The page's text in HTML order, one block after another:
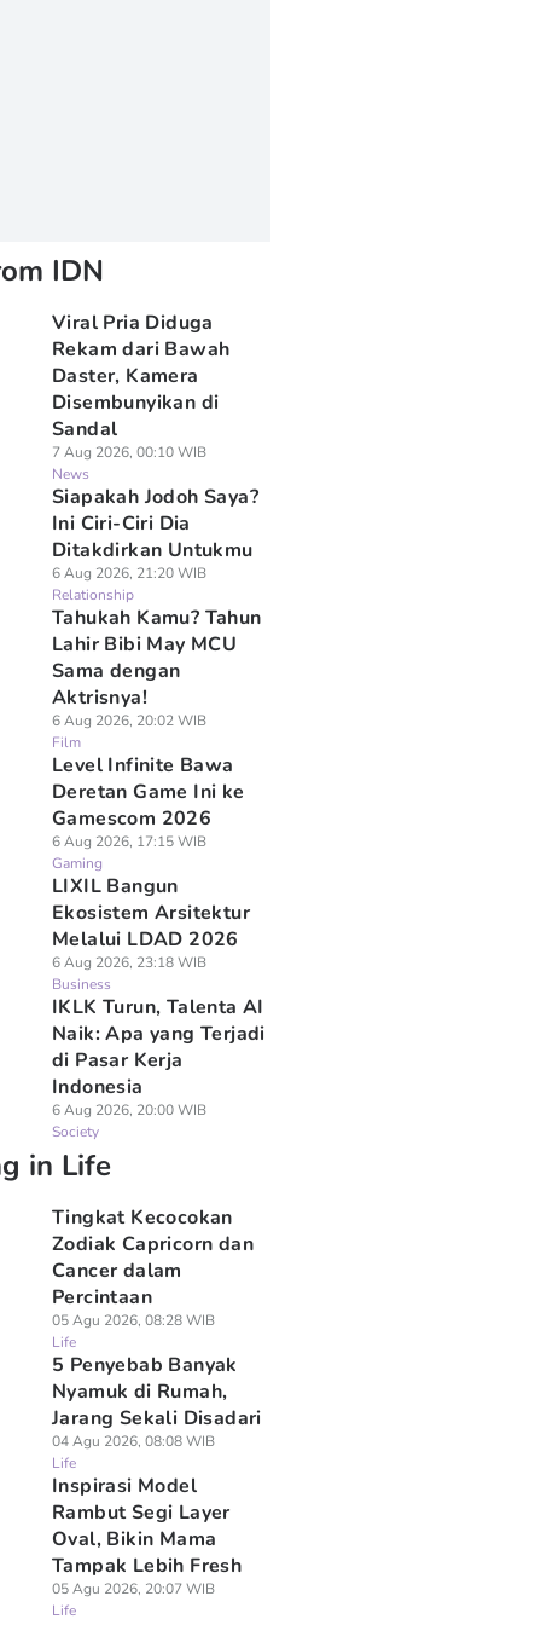
IDN
Viral Pria Diduga
Rekam dari Bawah
Daster, Kamera
Disembunyikan di
Sandal
7 Aug 2026, 00:10 WIB
News
Siapakah Jodoh Saya?
Ini Ciri-Ciri Dia
Ditakdirkan Untukmu
6 Aug 2026, 21:20 WIB
Relationship
Tahukah Kamu? Tahun
Lahir Bibi May MCU
Sama dengan
Aktrisnya!
6 Aug 2026, 20:02 WIB
Film
Level Infinite Bawa
Deretan Game Ini ke
Gamescom 2026
6 Aug 2026, 17:15 WIB
Gaming
LIXIL Bangun
Ekosistem Arsitektur
Melalui LDAD 2026
6 Aug 2026, 23:18 WIB
Business
IKLK Turun, Talenta AI
Naik: Apa yang Terjadi
di Pasar Kerja
Indonesia
6 Aug 2026, 20:00 WIB
Society
in Life
Tingkat Kecocokan
Zodiak Capricorn dan
Cancer dalam
Percintaan
05 Agu 2026, 08:28 WIB
Life
5 Penyebab Banyak
Nyamuk di Rumah,
Jarang Sekali Disadari
04 Agu 2026, 08:08 WIB
Life
Inspirasi Model
Rambut Segi Layer
Oval, Bikin Mama
Tampak Lebih Fresh
05 Agu 2026, 20:07 WIB
Life